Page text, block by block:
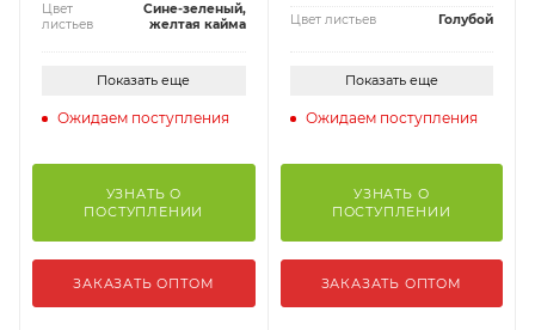
Цвет
листьев
Сине-зеленый,
желтая кайма
Показать еще
Ожидаем поступления
УЗНАТЬ О
ПОСТУПЛЕНИИ
ЗАКАЗАТЬ ОПТОМ
Цвет листьев Голубой
Показать еще
Ожидаем поступления
УЗНАТЬ О
ПОСТУПЛЕНИИ
ЗАКАЗАТЬ ОПТОМ